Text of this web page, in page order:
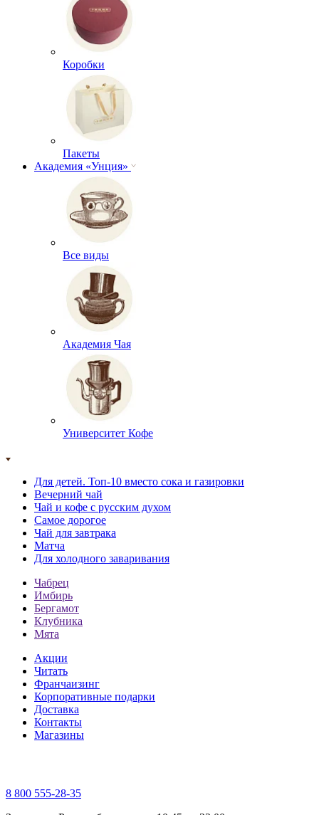
Коробки
Пакеты
Академия «Унция»
Все виды
Академия Чая
Университет Кофе
Для детей. Топ-10 вместо сока и газировки
Вечерний чай
Чай и кофе с русским духом
Самое дорогое
Чай для завтрака
Матча
Для холодного заваривания
Чабрец
Имбирь
Бергамот
Клубника
Мята
Акции
Читать
Франчаизинг
Корпоративные подарки
Доставка
Контакты
Магазины
8 800 555-28-35